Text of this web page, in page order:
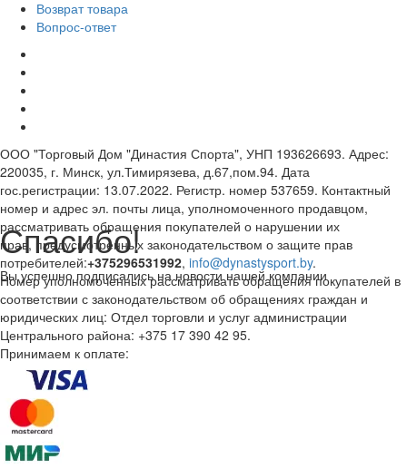
Возврат товара
Вопрос-ответ
ООО "Торговый Дом "Династия Спорта", УНП 193626693. Адрес:
220035, г. Минск, ул.Тимирязева, д.67,пом.94. Дата
гос.регистрации: 13.07.2022. Регистр. номер 537659. Контактный
номер и адрес эл. почты лица, уполномоченного продавцом,
рассматривать обращения покупателей о нарушении их
прав, предусмотренных законодательством о защите прав
потребителей:+375296531992, info@dynastysport.by.
Номер уполномоченных рассматривать обращения покупателей в
соответствии с законодательством об обращениях граждан и
юридических лиц: Отдел торговли и услуг администрации
Центрального района: +375 17 390 42 95.
Принимаем к оплате:
Спасибо!
Вы успешно подписались на новости нашей компании